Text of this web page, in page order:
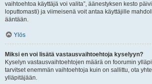
vaihtoehtoa käyttäjä voi valita”, äänestyksen kesto
loputtomasti) ja viimeisenä voit antaa käyttäjille
ääntään.
Ylös
Miksi en voi lisätä vastausvaihtoehtoja kyselyyn?
Kyselyn vastausvaihtoehtojen määrä on foorumin
tarvitset enemmän vaihtoehtoja kuin on sallittu, ota
ylläpitäjään.